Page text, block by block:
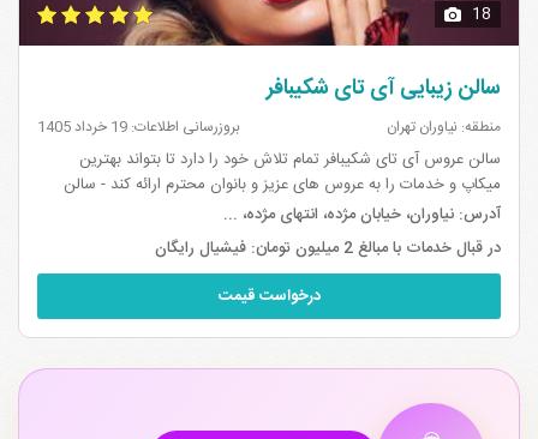
18
سالن زیبایی آی تای شکیبافر
منطقه: نیاوران تهران بروزرسانی اطلاعات: 19 خرداد 1405
سالن عروس آی تای شکیبافر تمام تلاش خود را دارد تا بتواند بهترین
میکاپ و خدمات را به عروس های عزیز و بانوان محترم ارائه کند - سالن
زیبایی آی تای همراه با کافه ی مجهز دارای جای پارک عالی با محیطی دنج
در...
آدرس: نیاوران، خیابان مژده، انتهای مژده، ...
در قبال خدمات با مبالغ 2 میلیون تومان: فیشیال رایگان
درخواست قیمت